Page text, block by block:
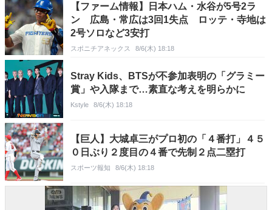
【ファーム情報】日本ハム・水谷が5号2ラ
ン 広島・常広は3回1失点 ロッテ・寺地は
2号ソロなど3安打
スポニチアネックス 8/6(木) 18:18
Stray Kids、BTSが不参加表明の「グラミー
賞」や入隊まで…素直な考えを明らかに
Kstyle 8/6(木) 18:18
【巨人】大城卓三がプロ初の「４番打」４５
０日ぶり２度目の４番で先制２点二塁打
スポーツ報知 8/6(木) 18:18